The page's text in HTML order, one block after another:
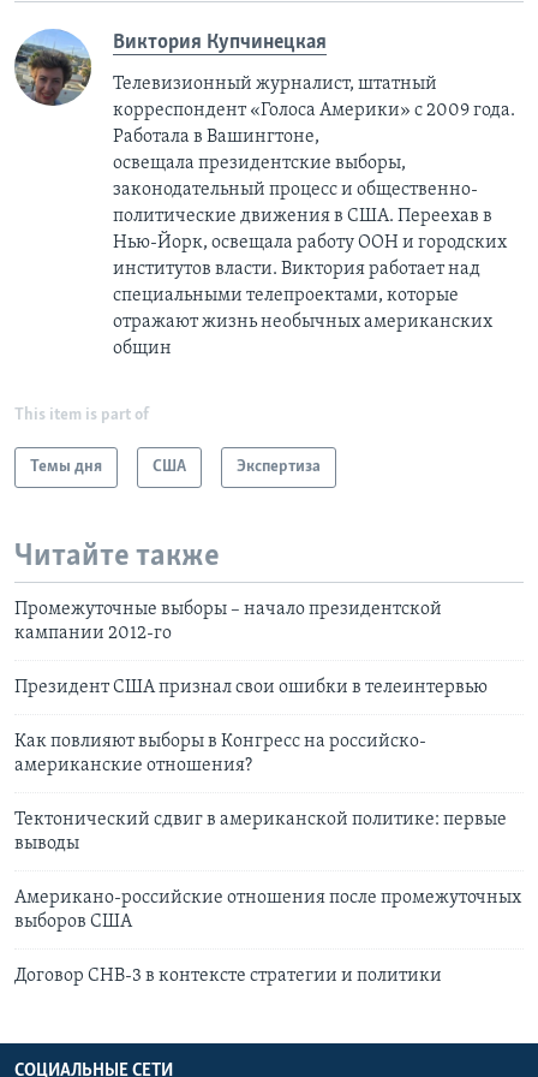
Виктория Купчинецкая
Телевизионный журналист, штатный
корреспондент «Голоса Америки» с 2009 года.
Работала в Вашингтоне,
освещала президентские выборы,
законодательный процесс и общественно-
политические движения в США. Переехав в
Нью-Йорк, освещала работу ООН и городских
институтов власти. Виктория работает над
специальными телепроектами, которые
отражают жизнь необычных американских
общин
This item is part of
Темы дня США Экспертиза
Читайте также
Промежуточные выборы – начало президентской
кампании 2012-го
Президент США признал свои ошибки в телеинтервью
Как повлияют выборы в Конгресс на российско-
американские отношения?
Тектонический сдвиг в американской политике: первые
выводы
Американо-российские отношения после промежуточных
выборов США
Договор СНВ-3 в контексте стратегии и политики
СОЦИАЛЬНЫЕ СЕТИ